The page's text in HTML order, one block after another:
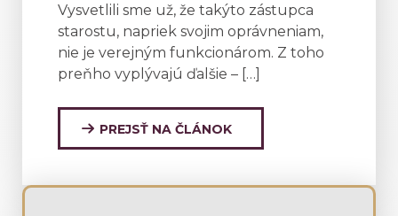
Vysvetlili sme už, že takýto zástupca
starostu, napriek svojim oprávneniam,
nie je verejným funkcionárom. Z toho
preňho vyplývajú ďalšie – […]
PREJSŤ NA ČLÁNOK